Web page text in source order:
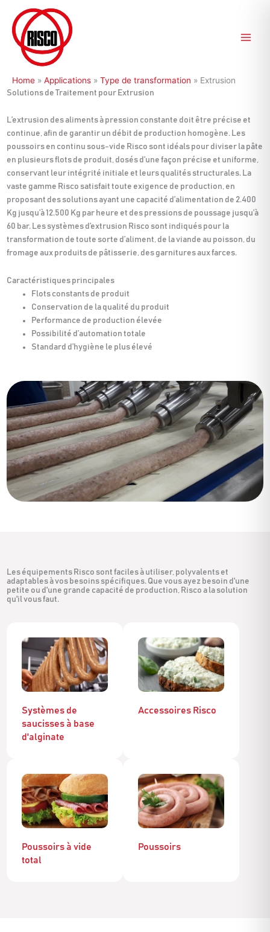
contenu
Home » Applications » Type de transformation » Extrusion
Solutions de Traitement pour Extrusion
L’extrusion des aliments à pression constante doit être précise et
continue, afin de garantir un débit de production homogène. Les
poussoirs en continu sous-vide Risco sont idéals pour diviser la pâte
en plusieurs flots de produit, dosés d’une façon précise et uniforme,
conservant leur intégrité initiale et leurs qualités structurales. La
vaste gamme Risco satisfait toute exigence de production, en
proposant des solutions ayant une capacité d’alimentation de 2.400
Kg jusqu’à 12.500 Kg par heure et des pressions de poussage jusqu’à
60 bar. Les systèmes d’extrusion Risco sont indiqués pour la
transformation de toute sorte d’aliment, de la viande au poisson, du
fromage aux produits de pâtisserie, des garnitures aux farces.
Caractéristiques principales
Flots constants de produit
Conservation de la qualité du produit
Performance de production élevée
Possibilité d’automation totale
Standard d’hygiène le plus élevé
Les équipements Risco sont faciles à utiliser, polyvalents et
adaptables à vos besoins spécifiques. Que vous ayez besoin d'une
petite ou d'une grande capacité de production, Risco a la solution
qu'il vous faut.
Systèmes de
saucisses à base
d'alginate
Accessoires Risco
Poussoirs à vide
total
Poussoirs